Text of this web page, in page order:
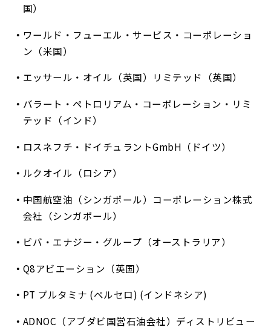
国）
ワールド・フューエル・サービス・コーポレーショ
ン（米国）
エッサール・オイル（英国）リミテッド（英国）
バラート・ペトロリアム・コーポレーション・リミ
テッド（インド）
ロスネフチ・ドイチュラントGmbH（ドイツ）
ルクオイル（ロシア）
中国航空油（シンガポール）コーポレーション株式
会社（シンガポール）
ビバ・エナジー・グループ（オーストラリア）
Q8アビエーション（英国）
PT プルタミナ (ペルセロ) (インドネシア)
ADNOC（アブダビ国営石油会社）ディストリビュー